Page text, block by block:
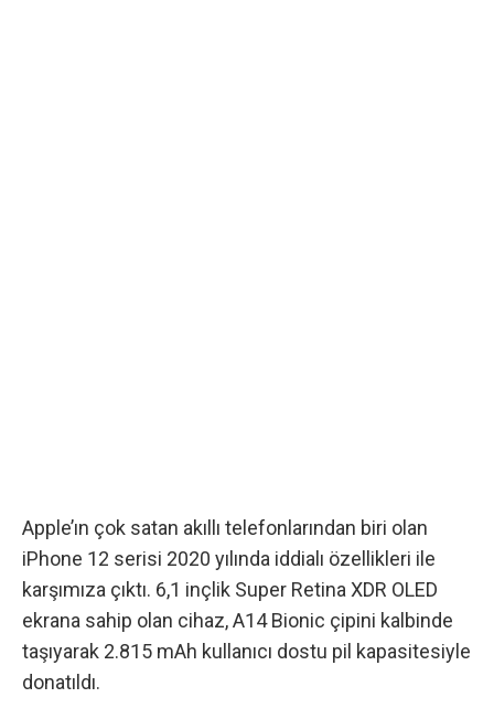
Apple’ın çok satan akıllı telefonlarından biri olan
iPhone 12 serisi 2020 yılında iddialı özellikleri ile
karşımıza çıktı. 6,1 inçlik Super Retina XDR OLED
ekrana sahip olan cihaz, A14 Bionic çipini kalbinde
taşıyarak 2.815 mAh kullanıcı dostu pil kapasitesiyle
donatıldı.